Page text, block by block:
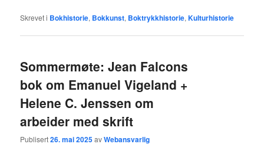
Skrevet i Bokhistorie, Bokkunst, Boktrykkhistorie,Kulturhistorie
Sommermøte: Jean Falcons
bok om Emanuel Vigeland +
Helene C. Jenssen om
arbeider med skrift
Publisert26. mai 2025avWebansvarlig